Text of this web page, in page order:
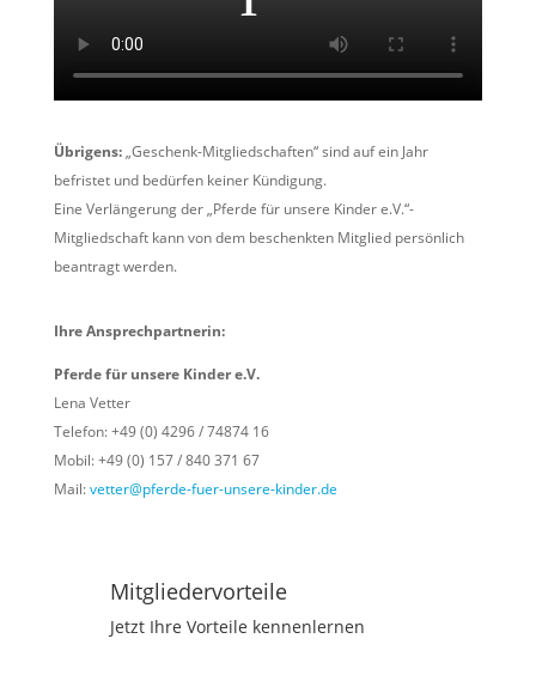
Übrigens:„Geschenk-Mitgliedschaften“ sind auf ein Jahr
befristet und bedürfen keiner Kündigung.
Eine Verlängerung der „Pferde für unsere Kinder e.V.“-
Mitgliedschaft kann von dem beschenkten Mitglied persönlich
beantragt werden.
Ihre Ansprechpartnerin:
Pferde für unsere Kinder e.V.
Lena Vetter
Telefon: +49 (0) 4296 / 74874 16
Mobil: +49 (0) 157 / 840 371 67
Mail:vetter@pferde-fuer-unsere-kinder.de
Mitgliedervorteile
Jetzt Ihre Vorteile kennenlernen